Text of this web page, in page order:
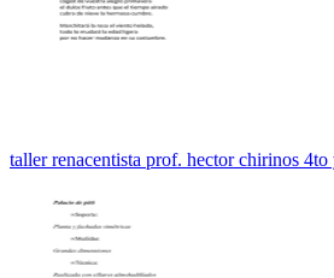
taller renacentista prof. hector chirinos 4to